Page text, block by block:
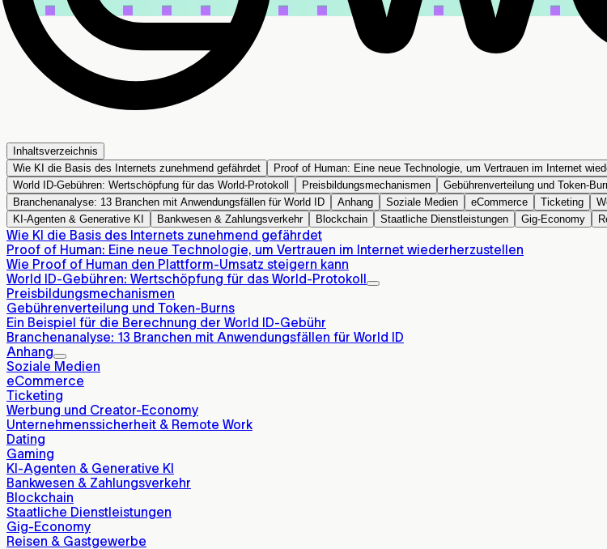
Inhaltsverzeichnis
Wie KI die Basis des Internets zunehmend gefährdet
Proof of Human: Eine neue Technologie, um Vertrauen im Internet
World ID-Gebühren: Wertschöpfung für das World-Protokoll
Preisbildungsmechanismen Gebührenverteilung und Token-
Branchenanalyse: 13 Branchen mit Anwendungsfällen für World ID
Anhang Soziale Medien eCommerce Ticketing
KI-Agenten & Generative KI
Bankwesen & Zahlungsverkehr Blockchain Staatliche Dienstleistungen Gig-Economy
Wie KI die Basis des Internets zunehmend gefährdet
Proof of Human: Eine neue Technologie, um Vertrauen im Internet wiederherzustellen
Wie Proof of Human den Plattform-Umsatz steigern kann
World ID-Gebühren: Wertschöpfung für das World-Protokoll
Preisbildungsmechanismen
Gebührenverteilung und Token-Burns
Ein Beispiel für die Berechnung der World ID-Gebühr
Branchenanalyse: 13 Branchen mit Anwendungsfällen für World ID
Anhang
Soziale Medien
eCommerce
Ticketing
Werbung und Creator-Economy
Unternehmenssicherheit & Remote Work
Dating
Gaming
KI-Agenten & Generative KI
Bankwesen & Zahlungsverkehr
Blockchain
Staatliche Dienstleistungen
Gig-Economy
Reisen & Gastgewerbe